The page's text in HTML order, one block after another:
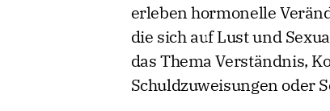
erleben hormonelle
die sich auf Lust und
das Thema Verständnis,
Schuldzuweisungen oder